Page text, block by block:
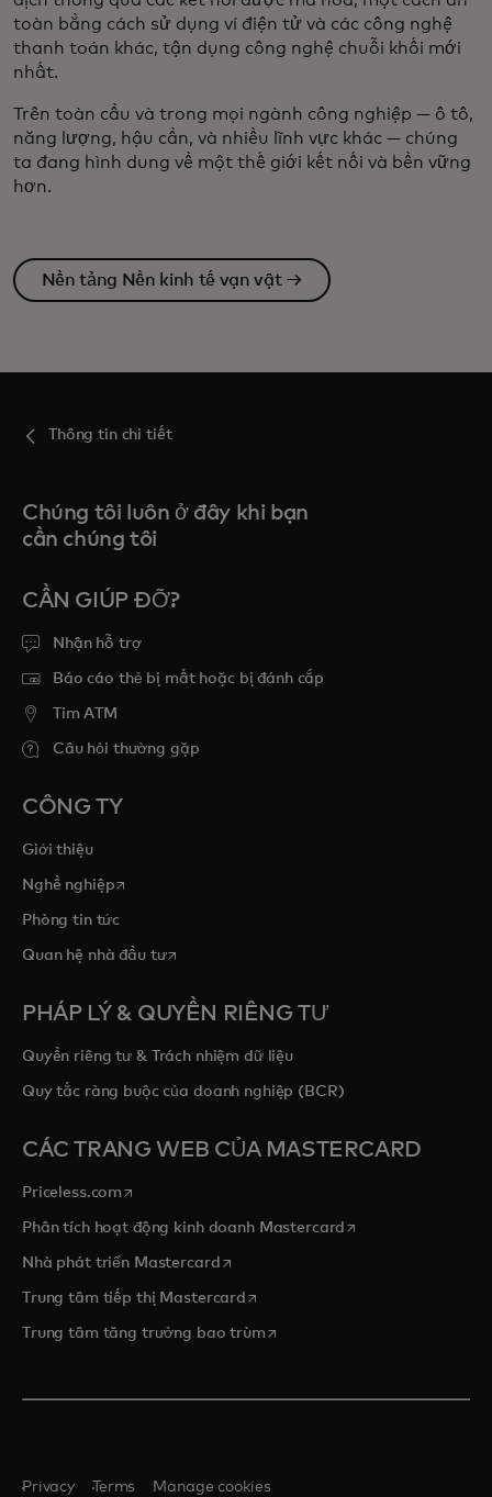
toàn bằng cách sử dụng ví điện tử và các công nghệ
thanh toán khác, tận dụng công nghệ chuỗi khối mới
nhất.
Trên toàn cầu và trong mọi ngành công nghiệp — ô tô,
năng lượng, hậu cần, và nhiều lĩnh vực khác — chúng
ta đang hình dung về một thế giới kết nối và bền vững
hơn.
Nền tảng Nền kinh tế vạn vật →
Thông tin chi tiết
Chúng tôi luôn ở đây khi bạn
cần chúng tôi
CẦN GIÚP ĐỠ?
Nhận hỗ trợ
Báo cáo thẻ bị mất hoặc bị đánh cắp
Tim ATM
Câu hỏi thường gặp
CÔNG TY
Giới thiệu
Nghề nghiệpopens in a new tab
Phòng tin tức
Quan hệ nhà đầu tưopens in a new tab
PHÁP LÝ & QUYỀN RIÊNG TƯ
Quyền riêng tư & Trách nhiệm dữ liệu
Quy tắc ràng buộc của doanh nghiệp (BCR)
CÁC TRANG WEB CỦA MASTERCARD
Priceless.com opens in a new tab
Phân tích hoạt động kinh doanh Mastercard opens in a new tab
Nhà phát triển Mastercardopens in a new tab
Trung tâm tiếp thị Mastercardopens in a new tab
Trung tâm tăng trưởng bao trùmopens in a new tab
Privacy Terms Manage cookies